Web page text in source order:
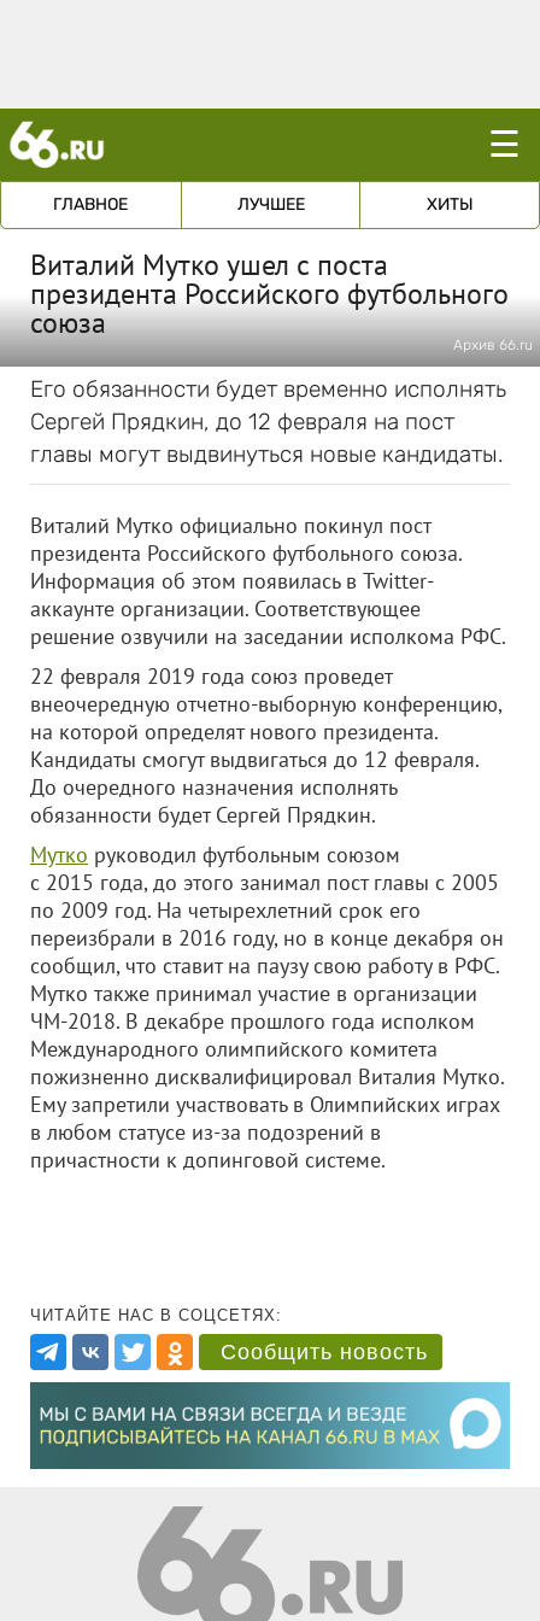
☰
ГЛАВНОЕ ЛУЧШЕЕ ХИТЫ
Виталий Мутко ушел с поста
президента Российского футбольного
союза
Архив 66.ru
Его обязанности будет временно исполнять
Сергей Прядкин, до 12 февраля на пост
главы могут выдвинуться новые кандидаты.
Виталий Мутко официально покинул пост
президента Российского футбольного союза.
Информация об этом появилась в Twitter-
аккаунте организации. Соответствующее
решение озвучили на заседании исполкома РФС.
22 февраля 2019 года союз проведет
внеочередную отчетно-выборную конференцию,
на которой определят нового президента.
Кандидаты смогут выдвигаться до 12 февраля.
До очередного назначения исполнять
обязанности будет Сергей Прядкин.
Мутко руководил футбольным союзом
с 2015 года, до этого занимал пост главы с 2005
по 2009 год. На четырехлетний срок его
переизбрали в 2016 году, но в конце декабря он
сообщил, что ставит на паузу свою работу в РФС.
Мутко также принимал участие в организации
ЧМ-2018. В декабре прошлого года исполком
Международного олимпийского комитета
пожизненно дисквалифицировал Виталия Мутко.
Ему запретили участвовать в Олимпийских играх
в любом статусе из-за подозрений в
причастности к допинговой системе.
ЧИТАЙТЕ НАС В СОЦСЕТЯХ:
Сообщить новость